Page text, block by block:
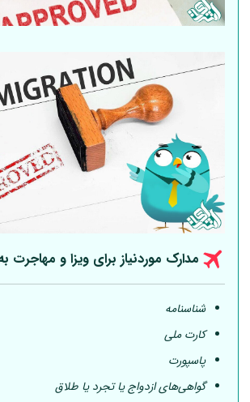
مدارک موردنیاز برای ویزا و مهاجرت
شناسنامه
کارت ملی
پاسپورت
گواهی‌های ازدواج یا تجرد یا طلاق